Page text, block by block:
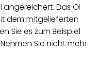
angereichert. Das Öl
dem mitgelieferten
Sie es zum Beispiel
Sie nicht mehr